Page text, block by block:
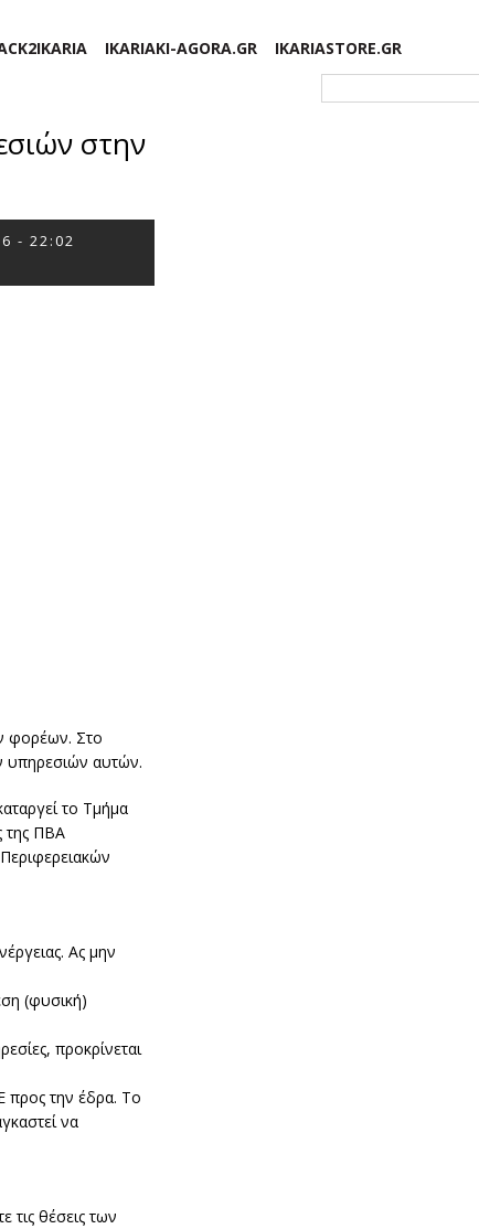
IKARIAKI-AGORA.GR
IKARIASTORE.GR
στην
- 22:02
φορέων. Στο
υπηρεσιών αυτών.
το Τμήμα
της ΠΒΑ
Ας μην
(φυσική)
προκρίνεται
προς την έδρα. Το
να
τις θέσεις των